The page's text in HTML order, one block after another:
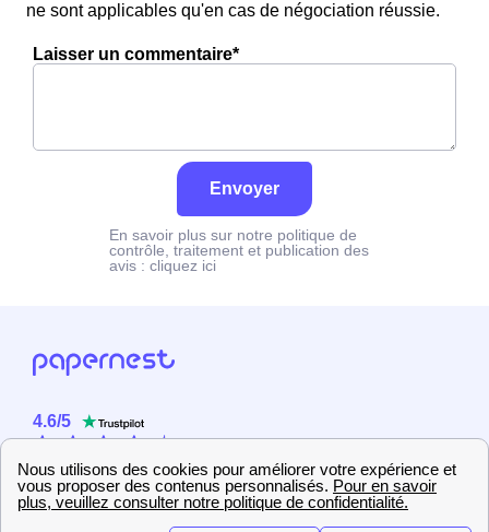
ne sont applicables qu'en cas de négociation réussie.
Laisser un commentaire*
Envoyer
En savoir plus sur notre politique de
contrôle, traitement et publication des
avis : cliquez ici
4.6/5
2358 utilisateurs